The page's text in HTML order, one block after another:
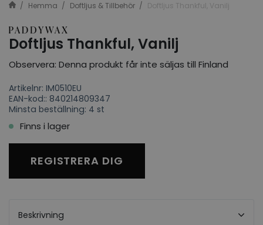
Hemma Doftljus & Tillbehör Doftljus Thankful, Vanilj
Doftljus Thankful, Vanilj
Observera: Denna produkt får inte säljas till Finland
Artikelnr: IM0510EU
EAN-kod:: 840214809347
Minsta beställning: 4 st
Finns i lager
REGISTRERA DIG
Beskrivning